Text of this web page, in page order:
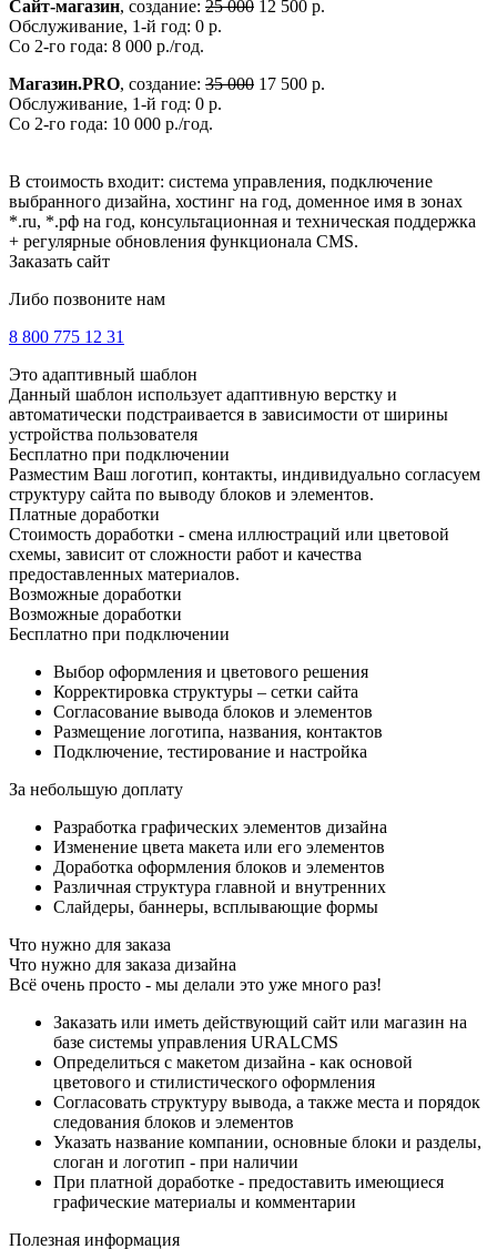
Сайт-магазин, создание: 25 000 12 500 р.
Обслуживание, 1-й год: 0 р.
Со 2-го года: 8 000 р./год.
Магазин.PRO, создание: 35 000 17 500 р.
Обслуживание, 1-й год: 0 р.
Со 2-го года: 10 000 р./год.
В стоимость входит: система управления, подключение
выбранного дизайна, хостинг на год, доменное имя в зонах
*.ru, *.рф на год, консультационная и техническая поддержка
+ регулярные обновления функционала CMS.
Заказать сайт
Либо позвоните нам
8 800 775 12 31
Это адаптивный шаблон
Данный шаблон использует адаптивную верстку и
автоматически подстраивается в зависимости от ширины
устройства пользователя
Бесплатно при подключении
Разместим Ваш логотип, контакты, индивидуально согласуем
структуру сайта по выводу блоков и элементов.
Платные доработки
Стоимость доработки - смена иллюстраций или цветовой
схемы, зависит от сложности работ и качества
предоставленных материалов.
Возможные доработки
Возможные доработки
Бесплатно при подключении
Выбор оформления и цветового решения
Корректировка структуры – сетки сайта
Согласование вывода блоков и элементов
Размещение логотипа, названия, контактов
Подключение, тестирование и настройка
За небольшую доплату
Разработка графических элементов дизайна
Изменение цвета макета или его элементов
Доработка оформления блоков и элементов
Различная структура главной и внутренних
Слайдеры, баннеры, всплывающие формы
Что нужно для заказа
Что нужно для заказа дизайна
Всё очень просто - мы делали это уже много раз!
Заказать или иметь действующий сайт или магазин на
базе системы управления URALCMS
Определиться с макетом дизайна - как основой
цветового и стилистического оформления
Согласовать структуру вывода, а также места и порядок
следования блоков и элементов
Указать название компании, основные блоки и разделы,
слоган и логотип - при наличии
При платной доработке - предоставить имеющиеся
графические материалы и комментарии
Полезная информация